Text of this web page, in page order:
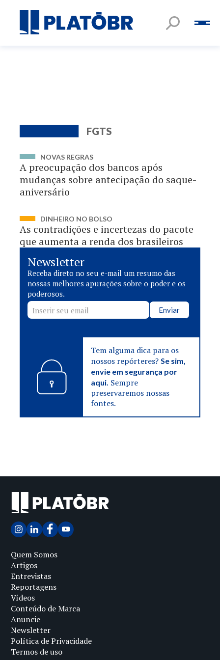
FGTS
NOVAS REGRAS
A preocupação dos bancos após
mudanças sobre antecipação do saque-
aniversário
DINHEIRO NO BOLSO
As contradições e incertezas do pacote
que aumenta a renda dos brasileiros
Newsletter
Receba direto no seu e-mail um resumo das
nossas melhores apurações sobre o poder e os
poderosos.
Enviar
Tem alguma dica para os
nossos repórteres?Se sim,
envie em segurança por
aqui. Sempre
preservaremos nossas
fontes.
Quem Somos
Artigos
Entrevistas
Reportagens
Vídeos
Conteúdo de Marca
Anuncie
Newsletter
Política de Privacidade
Termos de uso